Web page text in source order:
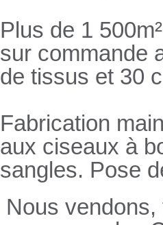
Plus de 1
sur commande
de tissus et 30
Fabrication
aux ciseaux à
sangles. Pose
Nous